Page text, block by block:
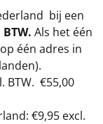
bij een
Als het één
één adres in
BTW. €55,00
€9,95 excl.